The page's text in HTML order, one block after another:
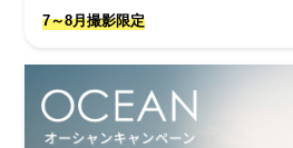
7～8月撮影限定